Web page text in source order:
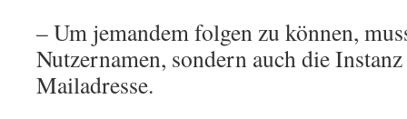
– Um jemandem folgen zu können,
Nutzernamen, sondern auch die
Mailadresse.